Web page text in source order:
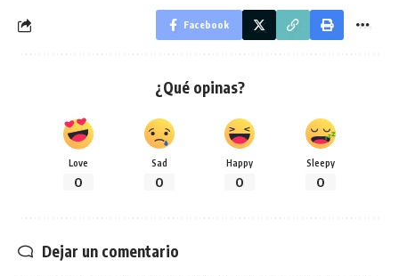
Facebook
¿Qué opinas?
Love
0
Sad
0
Happy
0
Sleepy
0
Dejar un comentario